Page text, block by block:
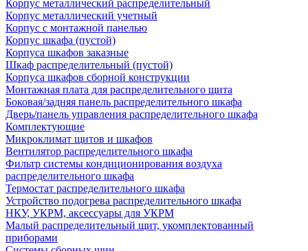
Корпус металлический распределительный
Корпус металлический учетный
Корпус с монтажной панелью
Корпус шкафа (пустой)
Корпуса шкафов заказные
Шкаф распределительный (пустой)
Корпуса шкафов сборной конструкции
Монтажная плата для распределительного щита
Боковая/задняя панель распределительного шкафа
Дверь/панель управления распределительного шкафа
Комплектующие
Микроклимат щитов и шкафов
Вентилятор распределительного шкафа
Фильтр системы кондиционирования воздуха
распределительного шкафа
Термостат распределительного шкафа
Устройство подогрева распределительного шкафа
НКУ, УКРМ, аксессуары для УКРМ
Малый распределительный щит, укомплектованный
приборами